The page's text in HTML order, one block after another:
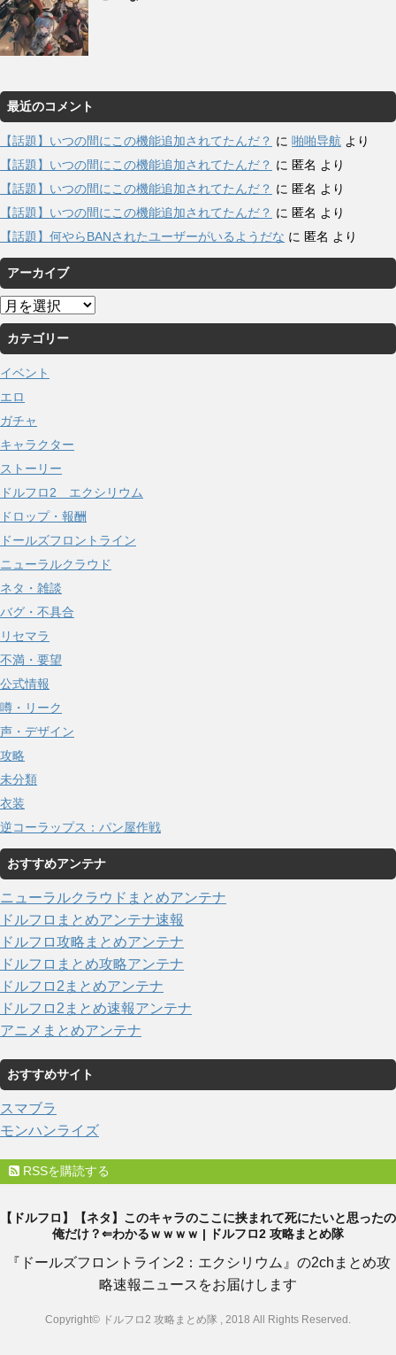
最近のコメント
【話題】いつの間にこの機能追加されてたんだ？ に 啪啪导航 より
【話題】いつの間にこの機能追加されてたんだ？ に 匿名 より
【話題】いつの間にこの機能追加されてたんだ？ に 匿名 より
【話題】いつの間にこの機能追加されてたんだ？ に 匿名 より
【話題】何やらBANされたユーザーがいるようだな に 匿名 より
アーカイブ
ア
ー
カ
イ
ブ
カテゴリー
イベント
エロ
ガチャ
キャラクター
ストーリー
ドルフロ2 エクシリウム
ドロップ・報酬
ドールズフロントライン
ニューラルクラウド
ネタ・雑談
バグ・不具合
リセマラ
不満・要望
公式情報
噂・リーク
声・デザイン
攻略
未分類
衣装
逆コーラップス：パン屋作戦
おすすめアンテナ
ニューラルクラウドまとめアンテナ
ドルフロまとめアンテナ速報
ドルフロ攻略まとめアンテナ
ドルフロまとめ攻略アンテナ
ドルフロ2まとめアンテナ
ドルフロ2まとめ速報アンテナ
アニメまとめアンテナ
おすすめサイト
スマブラ
モンハンライズ
RSSを購読する
【ドルフロ】【ネタ】このキャラのここに挟まれて死にたいと思ったの
俺だけ？⇐わかるｗｗｗｗ | ドルフロ2 攻略まとめ隊
『ドールズフロントライン2：エクシリウム』の2chまとめ攻
略速報ニュースをお届けします
Copyright© ドルフロ2 攻略まとめ隊 , 2018 All Rights Reserved.